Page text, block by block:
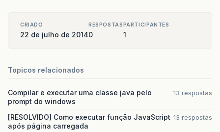
<p:column style=
<p:column style="text-
<h:outputText value=
</h:outputText>
</p:column>
CRIADO
22 de julho de 2014
RESPOSTAS
0
PARTICIPANTES
1
Topicos relacionados
Compilar e executar uma classe java pelo
prompt do windows
13 respostas
[RESOLVIDO] Como executar função JavaScript
após página carregada
13 respostas